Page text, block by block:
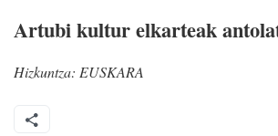
Artubi kultur elkarteak
Hizkuntza: EUSKARA